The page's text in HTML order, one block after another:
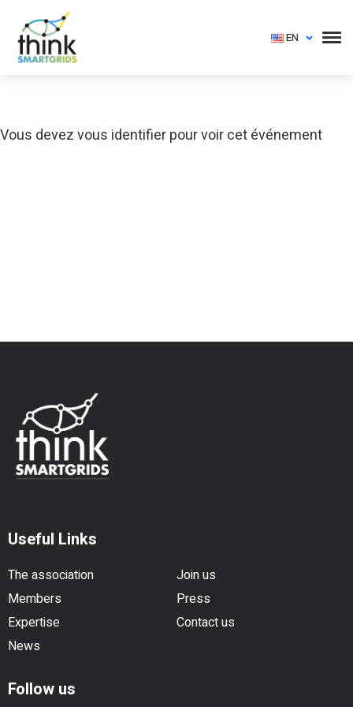
EN
Vous devez vous identifier pour voir cet événement
Vous devez vous identifier pour voir cet événement
Useful Links
The association
Join us
Members
Press
Expertise
Contact us
News
Follow us